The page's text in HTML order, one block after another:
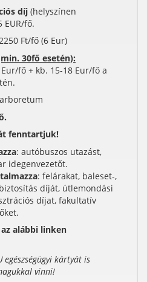
díj (helyszínen
EUR/fő.
Ft/fő (6 Eur)
30fő esetén):
fő + kb. 15-18 Eur/fő a
fenntartjuk!
: autóbuszos utazást,
idegenvezetőt.
: felárakat, baleset-,
díját, útlemondási
díjat, fakultatív
alábbi linken
egészségügyi kártyát is
vinni!